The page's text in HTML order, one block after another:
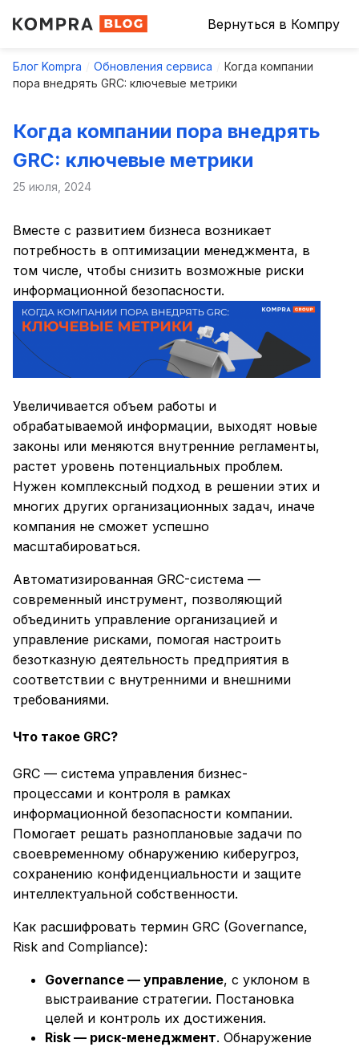
Вернуться в Компру
Блог Kompra Обновления сервиса
Когда компании
пора внедрять GRC: ключевые метрики
Когда компании пора внедрять
GRC: ключевые метрики
25 июля, 2024
Вместе с развитием бизнеса возникает
потребность в оптимизации менеджмента, в
том числе, чтобы снизить возможные риски
информационной безопасности.
Увеличивается объем работы и
обрабатываемой информации, выходят новые
законы или меняются внутренние регламенты,
растет уровень потенциальных проблем.
Нужен комплексный подход в решении этих и
многих других организационных задач, иначе
компания не сможет успешно
масштабироваться.
Автоматизированная GRC-система —
современный инструмент, позволяющий
объединить управление организацией и
управление рисками, помогая настроить
безотказную деятельность предприятия в
соответствии с внутренними и внешними
требованиями.
Что такое GRC?
GRC — система управления бизнес-
процессами и контроля в рамках
информационной безопасности компании.
Помогает решать разноплановые задачи по
своевременному обнаружению киберугроз,
сохранению конфиденциальности и защите
интеллектуальной собственности.
Как расшифровать термин GRC (Governance,
Risk and Compliance):
Governance — управление, с уклоном в
выстраивание стратегии. Постановка
целей и контроль их достижения.
Risk — риск-менеджмент. Обнаружение